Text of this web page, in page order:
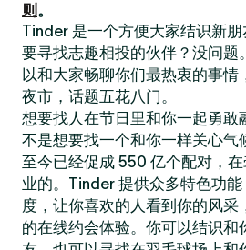
则 。
Tinder 是一个方便大家结识新
要寻找志趣相投的伙伴？没问题
以和大家畅聊你们最热衷的事情
夜市，话题五花八门。
想要找人在节日里和你一起勇敢
不是想要找一个和你一样关心气
至今已经促成 550 亿个配对，
业的。Tinder 提供众多特色功
度，让你喜欢的人看到你的风采
的在线约会体验。你可以结识和